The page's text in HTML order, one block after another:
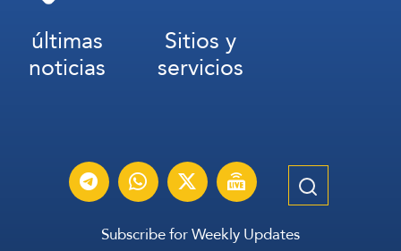
últimas
noticias
Sitios y
servicios
Subscribe for Weekly Updates